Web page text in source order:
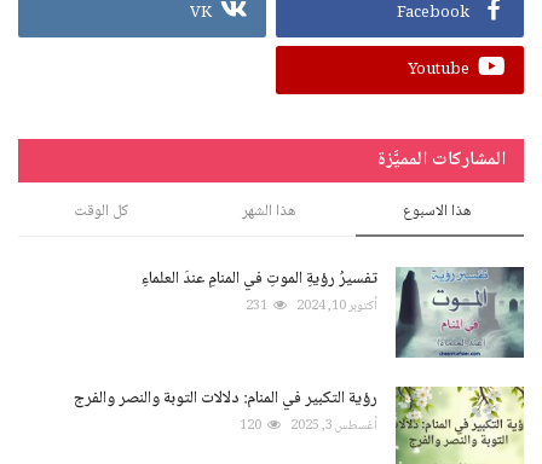
Facebook
VK
Youtube
المشاركات المميَّزة
هذا الاسبوع هذا الشهر كل الوقت
تفسيرُ رؤيةِ الموتِ في المنامِ عندَ العلماءِ
أكتوبر 10, 2024 231
رؤية التكبير في المنام: دلالات التوبة والنصر والفرج
أغسطس 3, 2025 120